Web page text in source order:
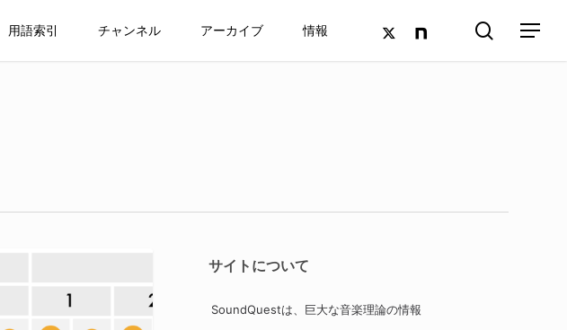
用語索引 チャンネル アーカイブ 情報 twitter
google-
search
Menu
サイトについて
SoundQuestは、巨大な音楽理論の情報